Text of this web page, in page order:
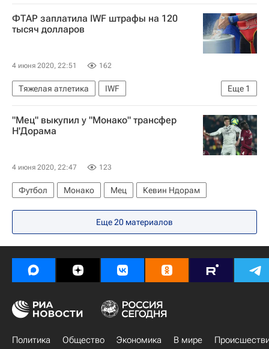
Происшествия
Пензенская область
Коронавирусы
Коронавирус COVID-19
ФТАР заплатила IWF штрафы на 120
тысяч долларов
4 июня 2020, 22:51 162
Еще 1
Тяжелая атлетика
IWF
Федерация тяжелой атлетики России (ФТАР)
"Мец" выкупил у "Монако" трансфер
Н'Дорама
4 июня 2020, 22:47 123
Футбол Монако Мец Кевин Ндорам
Еще 20 материалов
Политика Общество Экономика В мире